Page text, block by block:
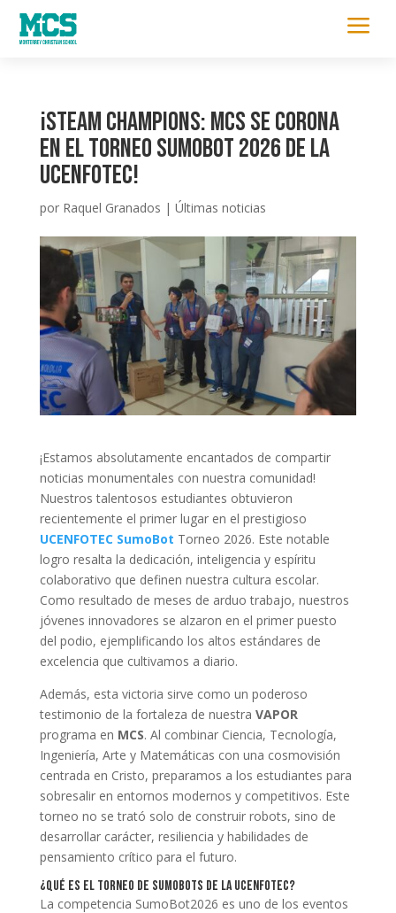
a
¡STEAM Champions: MCS se Corona
en el Torneo SumoBot 2026 de la
UCENFOTEC!
por Raquel Granados | Últimas noticias
¡Estamos absolutamente encantados de compartir
noticias monumentales con nuestra comunidad!
Nuestros talentosos estudiantes obtuvieron
recientemente el primer lugar en el prestigioso
UCENFOTEC SumoBot Torneo 2026. Este notable
logro resalta la dedicación, inteligencia y espíritu
colaborativo que definen nuestra cultura escolar.
Como resultado de meses de arduo trabajo, nuestros
jóvenes innovadores se alzaron en el primer puesto
del podio, ejemplificando los altos estándares de
excelencia que cultivamos a diario.
Además, esta victoria sirve como un poderoso
testimonio de la fortaleza de nuestra VAPOR
programa en MCS. Al combinar Ciencia, Tecnología,
Ingeniería, Arte y Matemáticas con una cosmovisión
centrada en Cristo, preparamos a los estudiantes para
sobresalir en entornos modernos y competitivos. Este
torneo no se trató solo de construir robots, sino de
desarrollar carácter, resiliencia y habilidades de
pensamiento crítico para el futuro.
¿Qué es el Torneo de SumoBots de la UCENFOTEC?
La competencia SumoBot2026 es uno de los eventos